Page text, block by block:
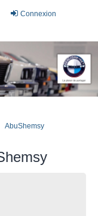
Connexion
AbuShemsy